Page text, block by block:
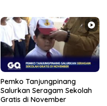
Pemko Tanjungpinang
Salurkan Seragam Sekolah
Gratis di November